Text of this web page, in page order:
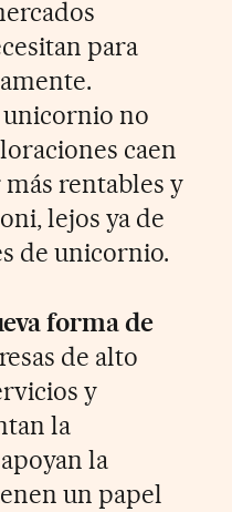
para
unicornio no
caen
rentables y
lejos ya de
de unicornio.
forma de
de alto
y
la
la
un papel